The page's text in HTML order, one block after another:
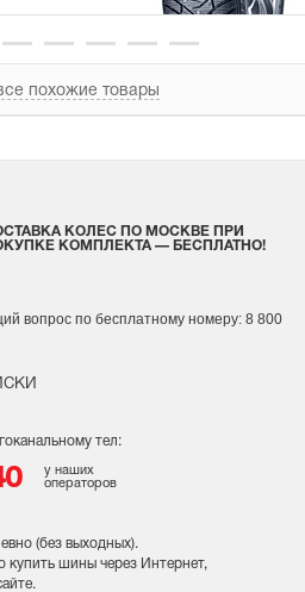
похожие товары
тел:
у наших
операторов
(без выходных).
купить шины через Интернет,
КОЛЕС ПО МОСКВЕ ПРИ
КОМПЛЕКТА — БЕСПЛАТНО!
вопрос по бесплатному номеру: 8 800